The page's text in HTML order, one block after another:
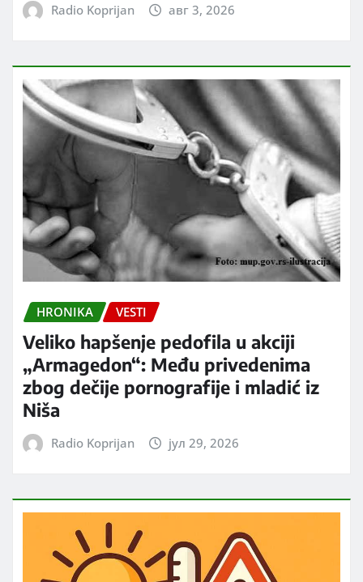
Radio Koprijan авг 3, 2026
HRONIKA VESTI
Veliko hapšenje pedofila u akciji
„Armagedon“: Među privedenima
zbog dečije pornografije i mladić iz
Niša
Radio Koprijan јул 29, 2026